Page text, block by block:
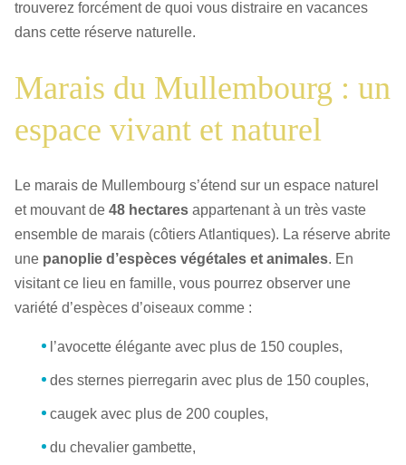
trouverez forcément de quoi vous distraire en vacances
dans cette réserve naturelle.
Marais du Mullembourg : un
espace vivant et naturel
Le marais de Mullembourg s’étend sur un espace naturel
et mouvant de 48 hectares appartenant à un très vaste
ensemble de marais (côtiers Atlantiques). La réserve abrite
une panoplie d’espèces végétales et animales. En
visitant ce lieu en famille, vous pourrez observer une
variété d’espèces d’oiseaux comme :
l’avocette élégante avec plus de 150 couples,
des sternes pierregarin avec plus de 150 couples,
caugek avec plus de 200 couples,
du chevalier gambette,